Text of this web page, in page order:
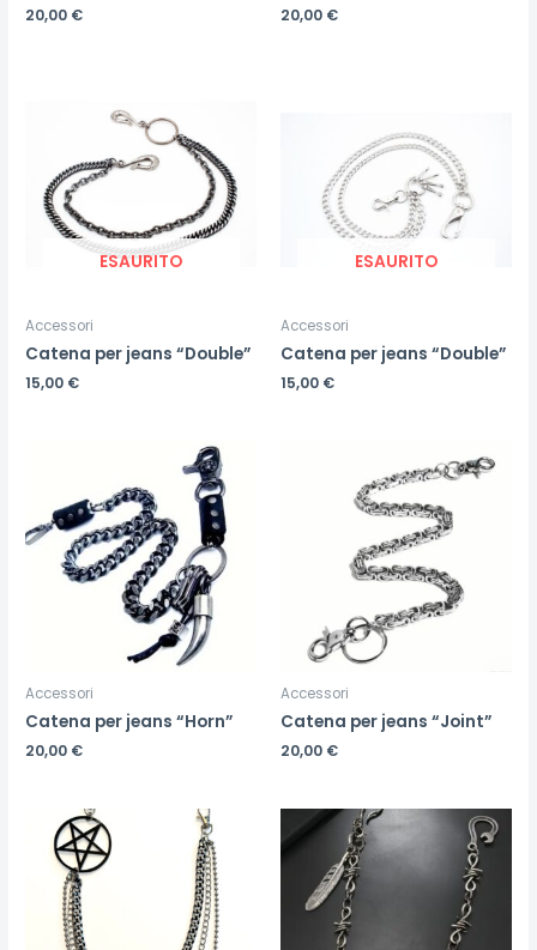
20,00 € 20,00 €
ESAURITO
Accessori
Catena per jeans “Double”
15,00 €
ESAURITO
Accessori
Catena per jeans “Double”
15,00 €
Accessori
Catena per jeans “Horn”
20,00 €
Accessori
Catena per jeans “Joint”
20,00 €